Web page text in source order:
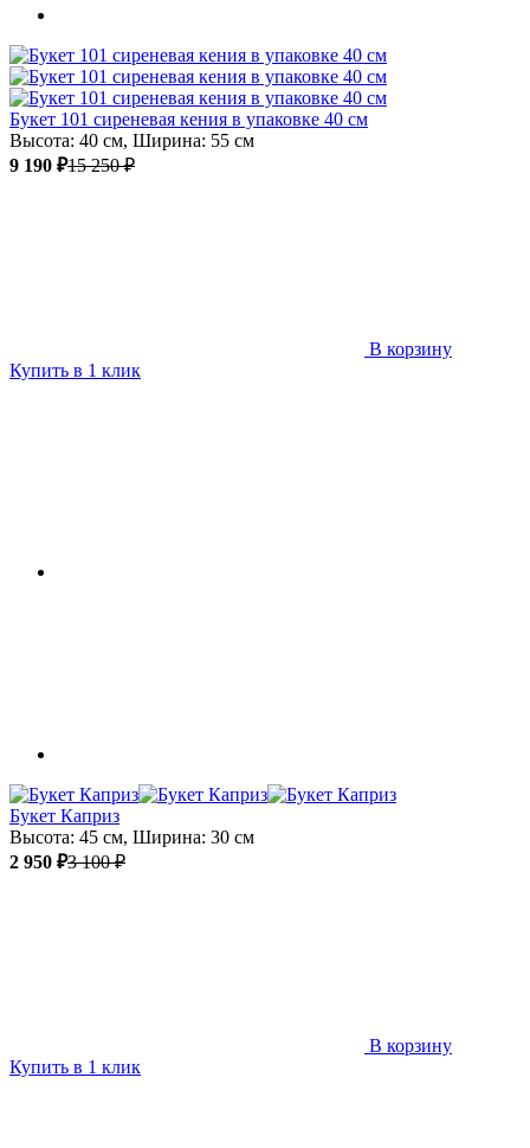
Букет 101 сиреневая кения в упаковке 40 см
Высота: 40 см, Ширина: 55 см
9 190 ₽15 250 ₽
В корзину
Купить в 1 клик
Букет Каприз
Высота: 45 см, Ширина: 30 см
2 950 ₽3 100 ₽
В корзину
Купить в 1 клик